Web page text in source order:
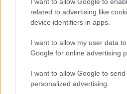
related to advertising like
device identifiers in apps.
I want to allow my user data
Google for online advertising
I want to allow Google to send
personalized advertising.
TAGS: Στερλίνα Τράπεζα της